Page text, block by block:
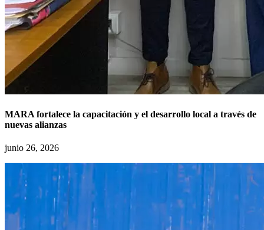
MARA fortalece la capacitación y el desarrollo local a través de
nuevas alianzas
junio 26, 2026